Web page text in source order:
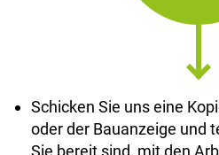
Schicken Sie uns eine
oder der Bauanzeige und
Sie bereit sind, mit den